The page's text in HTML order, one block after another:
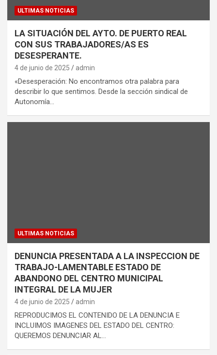
ULTIMAS NOTICIAS
LA SITUACIÓN DEL AYTO. DE PUERTO REAL
CON SUS TRABAJADORES/AS ES
DESESPERANTE.
4 de junio de 2025 admin
«Desesperación: No encontramos otra palabra para
describir lo que sentimos. Desde la sección sindical de
Autonomía…
ULTIMAS NOTICIAS
DENUNCIA PRESENTADA A LA INSPECCION DE
TRABAJO-LAMENTABLE ESTADO DE
ABANDONO DEL CENTRO MUNICIPAL
INTEGRAL DE LA MUJER
4 de junio de 2025 admin
REPRODUCIMOS EL CONTENIDO DE LA DENUNCIA E
INCLUIMOS IMAGENES DEL ESTADO DEL CENTRO:
QUEREMOS DENUNCIAR AL…